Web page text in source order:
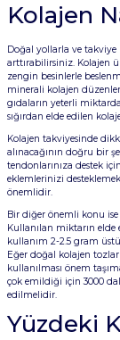
Kolajen
Doğal yollarla ve
arttırabilirsiniz. Kolajen
zengin besinlerle
minerali kolajen
gıdaların yeterli
sığırdan elde edilen
Kolajen takviyesinde
alınacağının doğru bir
tendonlarınıza destek
eklemlerinizi
önemlidir.
Bir diğer önemli konu ise
Kullanılan miktarın
kullanım 2-2.5 gram
Eğer doğal kolajen
kullanılması önem
çok emildiği için 3000
edilmelidir.
Yüzdeki